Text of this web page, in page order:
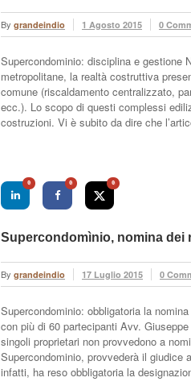
By grandeindio 1 Agosto 2015 0
Supercondominio: disciplina e gestione
metropolitane, la realtà costruttiva
comune (riscaldamento centralizzato,
ecc.). Lo scopo di questi complessi
costruzioni. Vi è subito da dire che
0 0 0
Supercondomìnio, nomina
By grandeindio 17 Luglio 2015 0
Supercondominio: obbligatoria la
con più di 60 partecipanti Avv.
singoli proprietari non provvedono a
Supercondominio, provvederà il giudice
infatti, ha reso obbligatoria la